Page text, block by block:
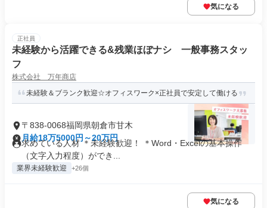
気になる
正社員
未経験から活躍できる&残業ほぼナシ 一般事務スタッ
フ
株式会社 万年商店
未経験＆ブランク歓迎☆オフィスワーク×正社員で安定して働ける
〒838-0068福岡県朝倉市甘木
月給18万5000円～20万円
求めている人材 ＊未経験歓迎！ ＊Word・Excelの基本操作
（文字入力程度）ができ...
業界未経験歓迎 +26個
気になる